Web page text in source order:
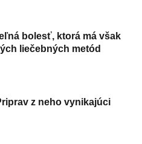
bolesť, ktorá má však
liečebných metód
z neho vynikajúci